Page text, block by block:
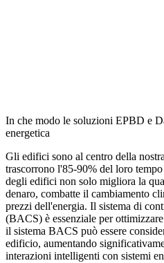
In che modo le soluzioni EPBD e
energetica
Gli edifici sono al centro della
trascorrono l'85-90% del loro
degli edifici non solo migliora la
denaro, combatte il cambiamento
prezzi dell'energia. Il sistema di
(BACS) è essenziale per
il sistema BACS può essere
edificio, aumentando
interazioni intelligenti con sistemi